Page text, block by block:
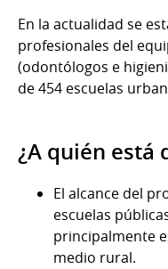
En la actualidad se
profesionales del
(odontólogos e
de 454 escuelas
¿A quién está
El alcance del
escuelas
principalmente
medio rural.